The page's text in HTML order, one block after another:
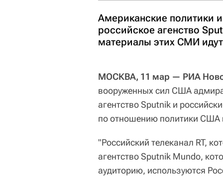
Американские политики
российское агенство
материалы этих СМИ
МОСКВА, 11 мар — РИА
вооруженных сил США
агентство Sputnik и
по отношению политики США
"Российский телеканал RT,
агентство Sputnik Mundo,
аудиторию, используются